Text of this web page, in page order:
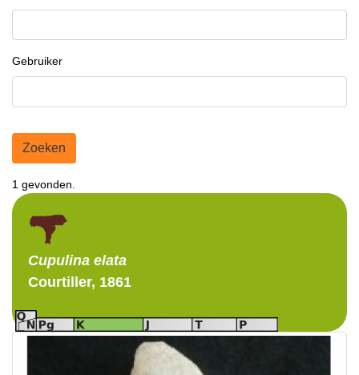
Gebruiker
Zoeken
1 gevonden.
Cupulina elata
Courtiller, 1861